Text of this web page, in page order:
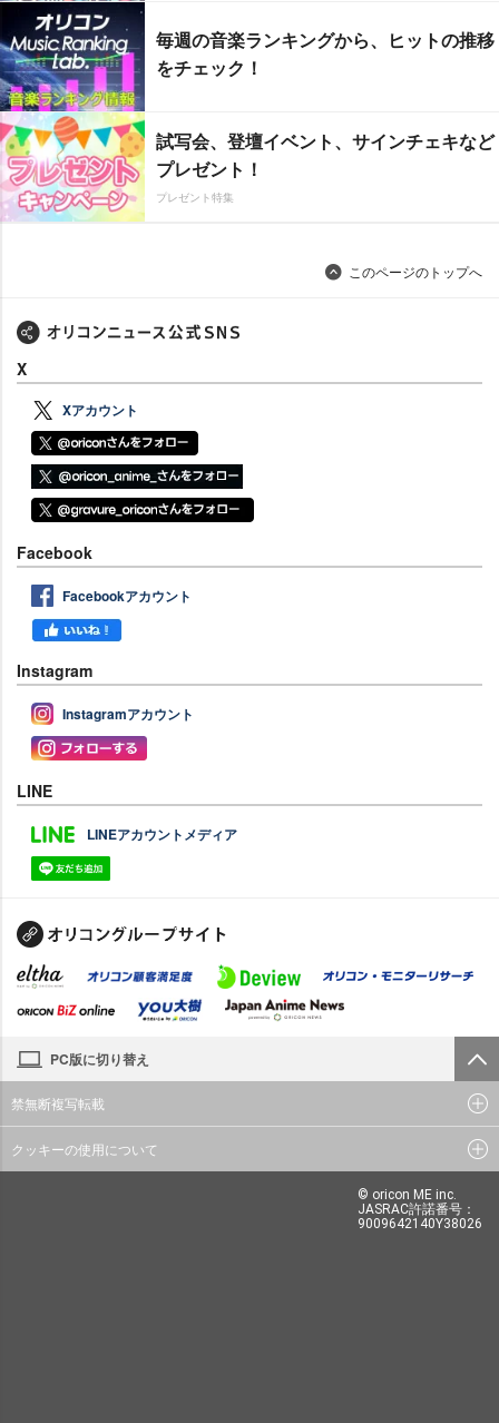
毎週の音楽ランキングから、ヒットの推移
をチェック！
試写会、登壇イベント、サインチェキなど
プレゼント！
プレゼント特集
このページのトップへ
X
Xアカウント
Facebook
Facebookアカウント
Instagram
Instagramアカウント
LINE
LINEアカウントメディア
PC版に切り替え
禁無断複写転載
クッキーの使用について
© oricon ME inc.
JASRAC許諾番号：
9009642140Y38026